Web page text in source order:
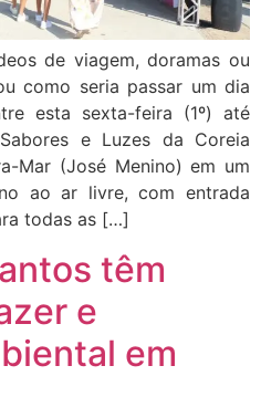
de viagem, doramas ou
como seria passar um dia
esta sexta-feira (1º) até
e Luzes da Coreia
Mar (José Menino) em um
ao ar livre, com entrada
todas as […]
têm
e
em